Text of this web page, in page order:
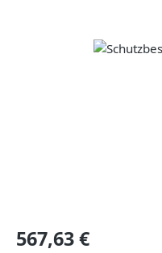
Bildergalerie überspringen
Regulärer Preis:
567,63 €